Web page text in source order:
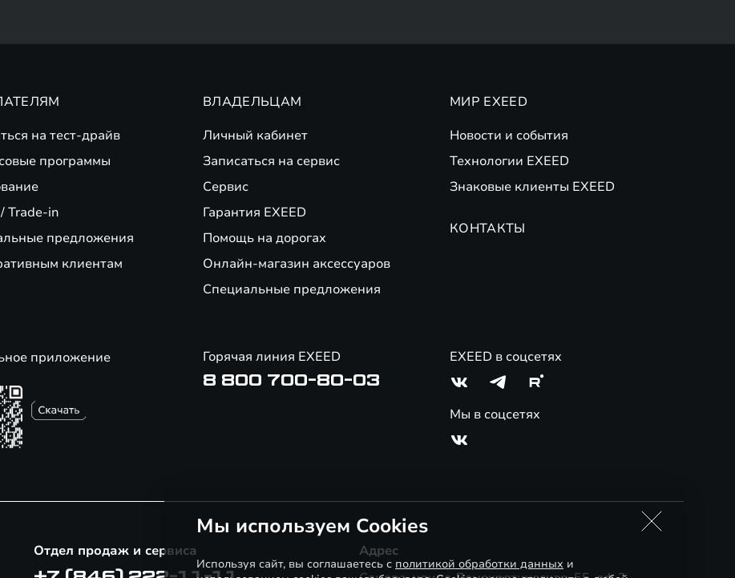
на тест-драйв
программы
Trade-in
предложения
клиентам
ВЛАДЕЛЬЦАМ
Личный кабинет
Записаться на сервис
Сервис
Гарантия EXEED
Помощь на дорогах
Онлайн-магазин аксессуаров
Специальные предложения
МИР EXEED
Новости и события
Технологии EXEED
Знаковые клиенты EXEED
КОНТАКТЫ
приложение Горячая линия EXEED
8 800 700-80-03
EXEED в соцсетях
Мы в соцсетях
Отдел продаж и сервиса
Адрес
Мы используем Cookies
Используя сайт, вы соглашаетесь с политикой обработки данных и